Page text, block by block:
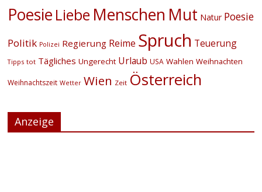
Poesie Liebe Menschen Mut Natur Poesie
Politik Polizei Regierung Reime Spruch Teuerung
Tipps tot Tägliches Ungerecht Urlaub USA Wahlen Weihnachten
Weihnachtszeit Wetter Wien Zeit Österreich
Anzeige